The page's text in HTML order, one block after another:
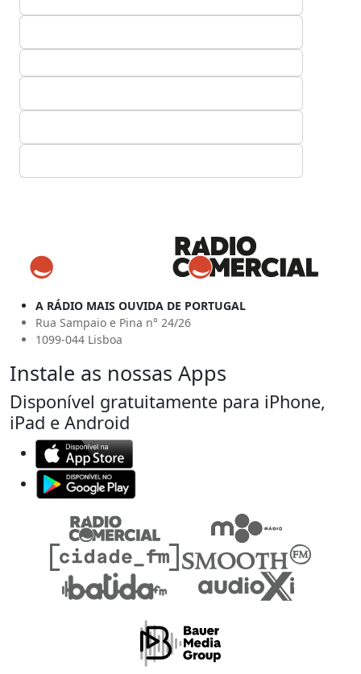
A RÁDIO MAIS OUVIDA DE PORTUGAL
Rua Sampaio e Pina n° 24/26
1099-044 Lisboa
Instale as nossas Apps
Disponível gratuitamente para iPhone,
iPad e Android